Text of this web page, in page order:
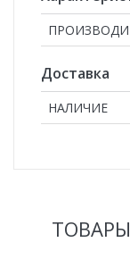
Доставка
НАЛИЧИЕ